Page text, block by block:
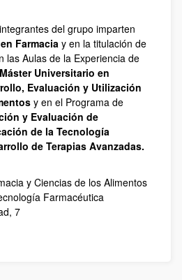
del grupo imparten
Farmacia y en la titulación de
las Aulas de la Experiencia de
Máster Universitario en
Evaluación y Utilización
y en el Programa de
y Evaluación de
de la Tecnología
de Terapias Avanzadas.
y Ciencias de los Alimentos
Farmacéutica
7